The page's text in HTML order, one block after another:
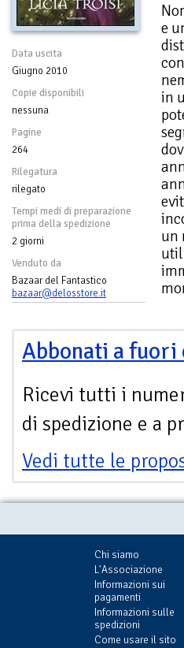
Data uscita
Giugno 2010
Copie disponibili
nessuna
Pagine
264
Rilegatura
rilegato
Tempi medi di preparazione
prima della spedizione
2 giorni
Venduto da
Bazaar del Fantastico
bazaar@delosstore.it
e
in
un
Abbonati a fuori
Ricevi tutti i
di spedizione e a
Vedi tutte le
Chi siamo
L'Associazione
Informazioni sui
pagamenti
Informazioni sulle
spedizioni
Come usare il sito